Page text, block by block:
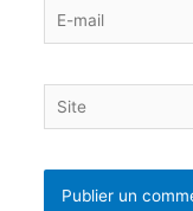
E-
mail
Site